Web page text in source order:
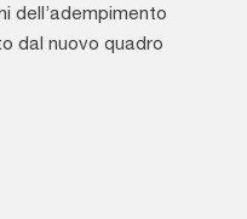
dell’adempimento
dal nuovo quadro